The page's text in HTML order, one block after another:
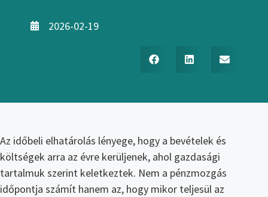
2026-02-19
Az időbeli elhatárolás lényege, hogy a bevételek és
költségek arra az évre kerüljenek, ahol gazdasági
tartalmuk szerint keletkeztek. Nem a pénzmozgás
időpontja számít hanem az, hogy mikor teljesül az